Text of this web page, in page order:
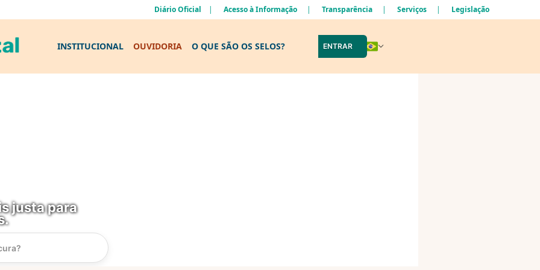
Diário Oficial Acesso à Informação Transparência Serviços
Legislação
INSTITUCIONAL OUVIDORIA O QUE SÃO OS SELOS? ENTRAR
justa para